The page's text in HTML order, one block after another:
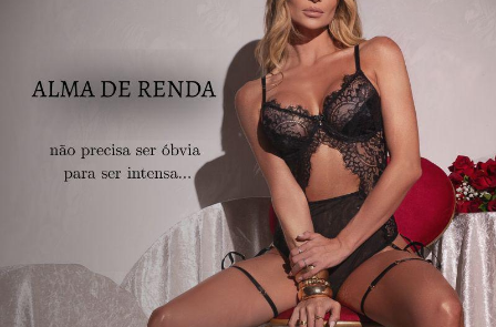
TODOS DE PEÇAS AVULSAS